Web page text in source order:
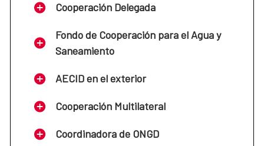
Cooperación Delegada
Fondo de Cooperación para el Agua y
Saneamiento
AECID en el exterior
Cooperación Multilateral
Coordinadora de ONGD